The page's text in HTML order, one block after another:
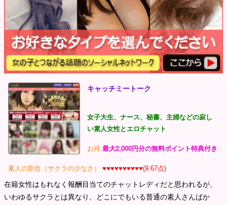
キャッチミートーク
女子大生、ナース、秘書、主婦などの寂し
い素人女性とエロチャット
お得 最大2,000円分の無料ポイント特典付き
素人の割合（サクラの少なさ） ♥♥♥♥♥♥♥♥♥♥(9.67点)
在籍女性はもれなく報酬目当てのチャットレディだと思われるが、
いわゆるサクラとは異なり、どこにでもいる普通の素人さんばか